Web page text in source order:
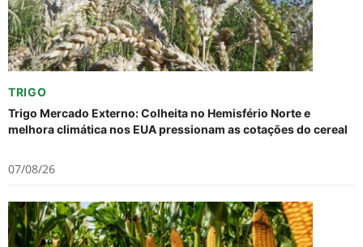
TRIGO
Trigo Mercado Externo: Colheita no Hemisfério Norte e
melhora climática nos EUA pressionam as cotações do cereal
07/08/26